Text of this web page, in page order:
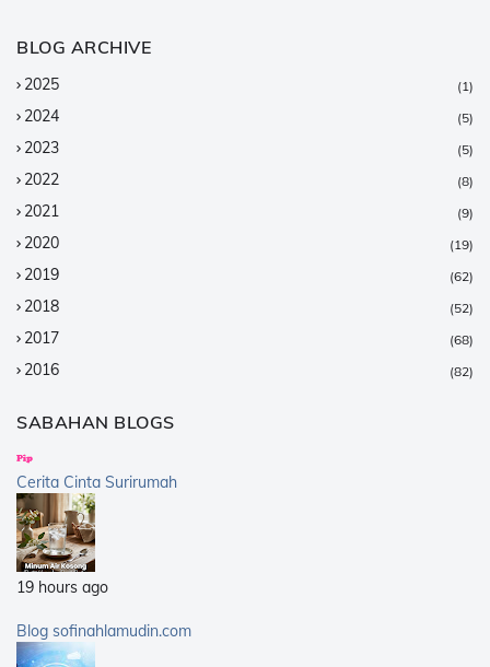
BLOG ARCHIVE
2025 (1)
2024 (5)
2023 (5)
2022 (8)
2021 (9)
2020 (19)
2019 (62)
2018 (52)
2017 (68)
2016 (82)
2014
2013
2012
2011
2010
2009
2008
2007
SABAHAN BLOGS
Cerita Cinta Surirumah
19 hours ago
Blog sofinahlamudin.com